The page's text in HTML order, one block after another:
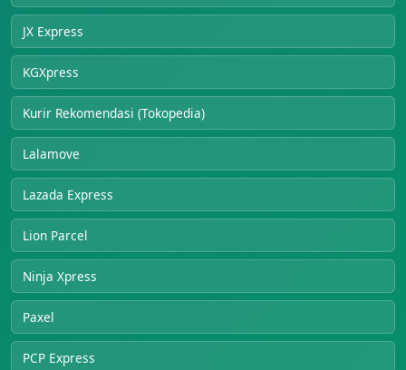
JX Express
KGXpress
Kurir Rekomendasi (Tokopedia)
Lalamove
Lazada Express
Lion Parcel
Ninja Xpress
Paxel
PCP Express